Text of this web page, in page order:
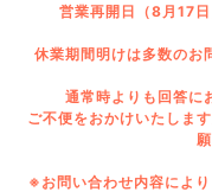
営業再開日（8月17日
休業期間明けは多数のお
通常時よりも回答に
ご不便をおかけいたしま
※お問い合わせ内容によ